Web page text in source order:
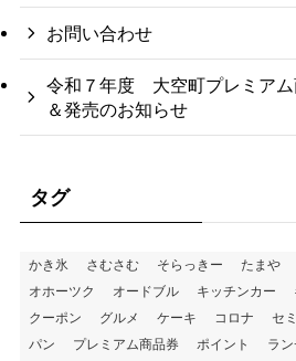
お問い合わせ
令和７年度 大空町プレミア
＆発売のお知らせ
タグ
かき氷 さむさむ そらっきー たまや
オホーツク
オードブル キッチンカー
クーポン
グルメ ケーキ コロナ セ
パン
プレミアム商品券 ポイント ラン